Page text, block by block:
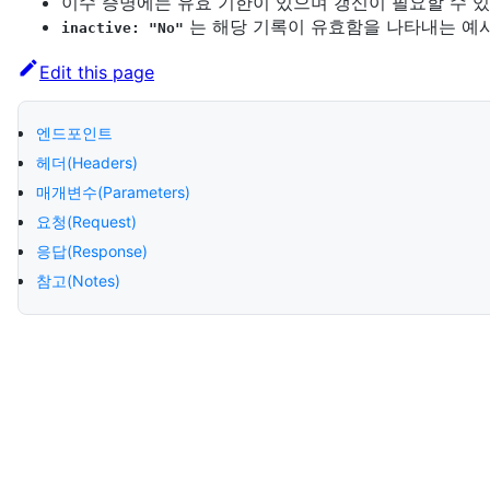
inactive: "No" 는 해당 기록이 유효함을 나타내는 예
Edit this page
엔드포인트
헤더(Headers)
매개변수(Parameters)
요청(Request)
응답(Response)
참고(Notes)